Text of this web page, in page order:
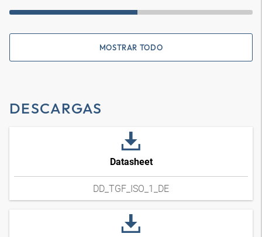
MOSTRAR TODO
DESCARGAS
Datasheet
DD_TGF_ISO_1_DE